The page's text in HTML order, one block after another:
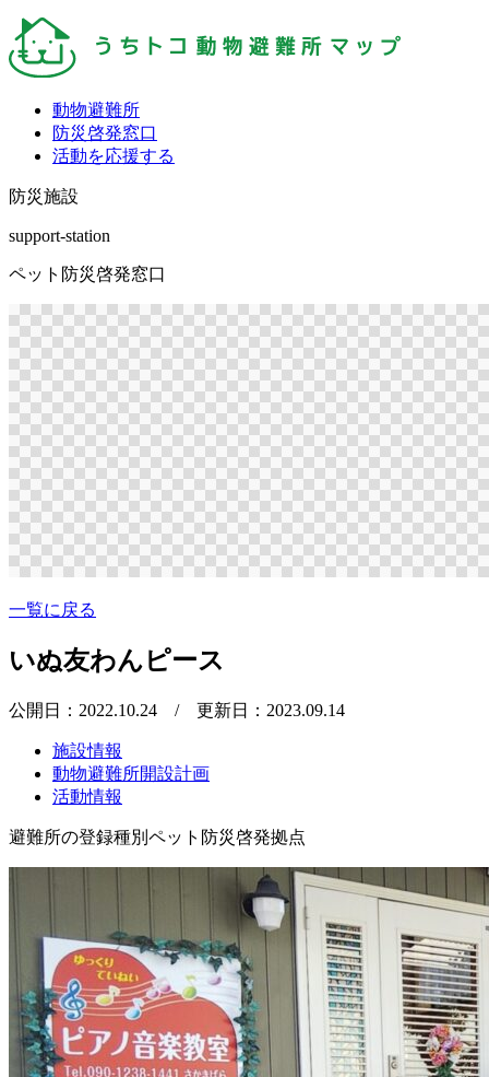
動物避難所
防災啓発窓口
活動を応援する
防災施設
support-station
ペット防災啓発窓口
一覧に戻る
いぬ友わんピース
公開日：2022.10.24 / 更新日：2023.09.14
施設情報
動物避難所開設計画
活動情報
避難所の登録種別 ペット防災啓発拠点